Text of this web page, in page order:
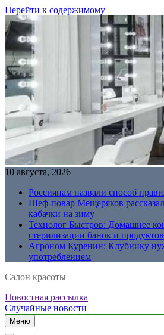
Перейти к содержимому
10 августа, 2026
Россиянам назвали способ
Шеф-повар Мещеряков
кабачки на зиму
Технолог Быстров: Домашнее
стерилизации банок и продуктов
Агроном Куренин: Клубнику
употреблением
Салон красоты
Новостная рассылка
Случайные новости
Меню